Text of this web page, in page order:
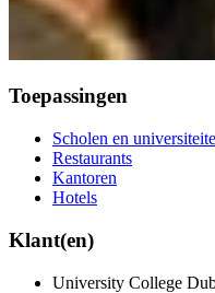
Toepassingen
Scholen en
Restaurants
Kantoren
Hotels
Klant(en)
University College